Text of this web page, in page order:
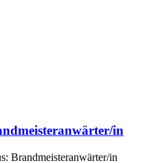
in
Brandmeisteranwärter/in